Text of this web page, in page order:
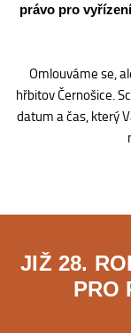
právo pro
Omlouváme se,
hřbitov Černošice.
datum a čas, který
JIŽ 28.
PRO